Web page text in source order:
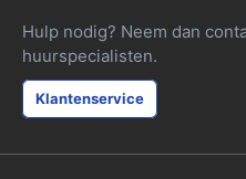
Hulp nodig? Neem dan
huurspecialisten.
Klantenservice